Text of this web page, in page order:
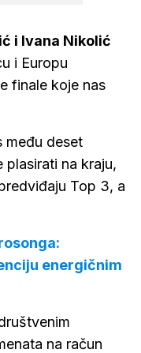
i Ivana Nikolić
i Europu
finale koje nas
među deset
plasirati na kraju,
Top 3, a
energičnim
na račun